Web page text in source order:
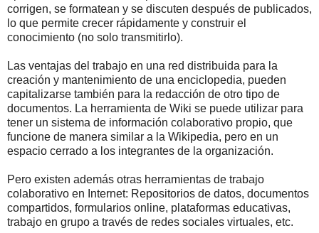
corrigen, se formatean y se discuten después de publicados,
lo que permite crecer rápidamente y construir el
conocimiento (no solo transmitirlo).
Las ventajas del trabajo en una red distribuida para la
creación y mantenimiento de una enciclopedia, pueden
capitalizarse también para la redacción de otro tipo de
documentos. La herramienta de Wiki se puede utilizar para
tener un sistema de información colaborativo propio, que
funcione de manera similar a la Wikipedia, pero en un
espacio cerrado a los integrantes de la organización.
Pero existen además otras herramientas de trabajo
colaborativo en Internet: Repositorios de datos, documentos
compartidos, formularios online, plataformas educativas,
trabajo en grupo a través de redes sociales virtuales, etc.